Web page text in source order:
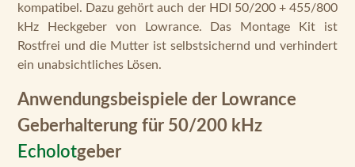
kompatibel. Dazu gehört auch der HDI 50/200 + 455/800
kHz Heckgeber von Lowrance. Das Montage Kit ist
Rostfrei und die Mutter ist selbstsichernd und verhindert
ein unabsichtliches Lösen.
Anwendungsbeispiele der Lowrance
Geberhalterung für 50/200 kHz
Echolotgeber